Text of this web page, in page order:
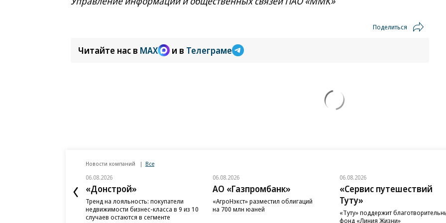
Поделиться
Читайте нас в MAX и в Телеграме
Новости компаний Все
06.08.2026
«Донстрой»
Тренд на лояльность: покупатели
недвижимости бизнес-класса в 9 из 10
случаев остаются в сегменте
06.08.2026
АО «Газпромбанк»
«АгроНэкст» разместил облигаций
на 700 млн юаней
06.08.2026
«Сервис путешествий
Туту»
«Туту» поддержит
фонд «Линия Жизни»